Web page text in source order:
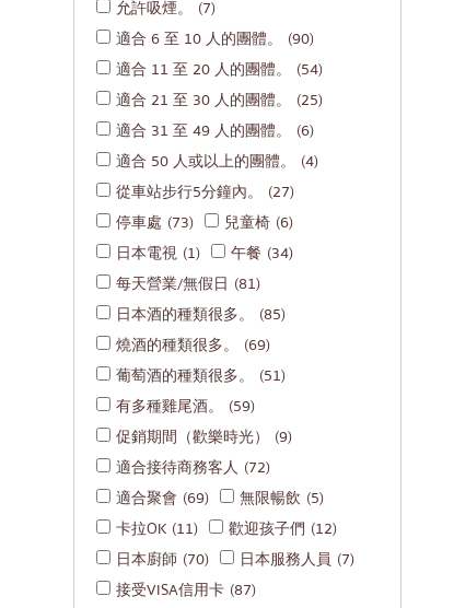
牛排
油炸食品
日式火鍋
烤串/烤內臟
傳統日本餐廳
章魚燒
允許吸煙。
(7)
適合 6 至 10 人的團體。
(90)
適合 11 至 20 人的團體。
(54)
適合 21 至 30 人的團體。
(25)
適合 31 至 49 人的團體。
(6)
適合 50 人或以上的團體。
(4)
從車站步行5分鐘內。
(27)
停車處 (73) 兒童椅 (6)
日本電視 (1) 午餐 (34)
每天營業/無假日 (81)
日本酒的種類很多。
(85)
燒酒的種類很多。
(69)
葡萄酒的種類很多。
(51)
有多種雞尾酒。
(59)
促銷期間（歡樂時光）
(9)
適合接待商務客人 (72)
適合聚會 (69) 無限暢飲 (5)
卡拉OK (11) 歡迎孩子們 (12)
日本廚師 (70) 日本服務人員 (7)
接受VISA信用卡 (87)